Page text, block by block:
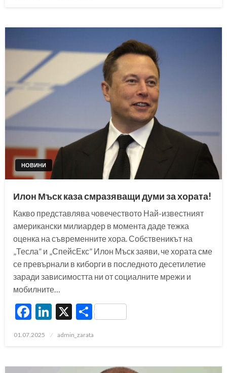
НОВИНИ
Илон Мъск каза смразяващи думи за хората!
Какво представлява човечеството Най-известният
американски милиардер в момента даде тежка
оценка на съвременните хора. Собственикът на
„Тесла” и „СпейсЕкс” Илон Мъск заяви, че хората сме
се превърнали в киборги в последното десетилетие
заради зависимостта ни от социалните мрежи и
мобилните…
Facebook
LinkedIn
X Share
Posted
01.07.2025 admin_zarata